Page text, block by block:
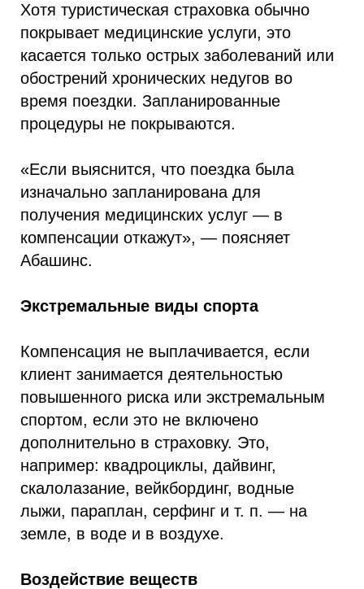
Хотя туристическая страховка обычно
покрывает медицинские услуги, это
касается только острых заболеваний или
обострений хронических недугов во
время поездки. Запланированные
процедуры не покрываются.
«Если выяснится, что поездка была
изначально запланирована для
получения медицинских услуг — в
компенсации откажут», — поясняет
Абашинс.
Экстремальные виды спорта
Компенсация не выплачивается, если
клиент занимается деятельностью
повышенного риска или экстремальным
спортом, если это не включено
дополнительно в страховку. Это,
например: квадроциклы, дайвинг,
скалолазание, вейкбординг, водные
лыжи, параплан, серфинг и т. п. — на
земле, в воде и в воздухе.
Воздействие веществ